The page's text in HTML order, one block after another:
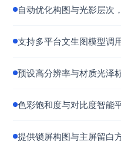
自动优化构图与光影层次
支持多平台文生图模型调
预设高分辨率与材质光泽
色彩饱和度与对比度智能
提供锁屏构图与主屏留白